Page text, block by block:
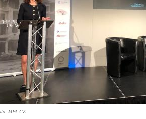
MFA CZ